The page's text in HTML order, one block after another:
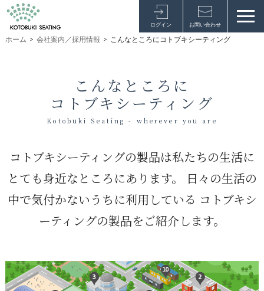
ログイン お問い合わせ
ホーム > 会社案内／採用情報 > こんなところにコトブキシーティング
こんなところに
コトブキシーティング
Kotobuki Seating - wherever you are
コトブキシーティングの製品は私たちの生活に
とても身近なところにあります。
日々の生活の
中で気付かないうちに利用している コトブキシ
ーティングの製品をご紹介します。